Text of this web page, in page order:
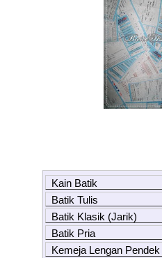
Kain Batik
Batik Tulis
Batik Klasik (Jarik)
Batik Pria
Kemeja Lengan Pendek